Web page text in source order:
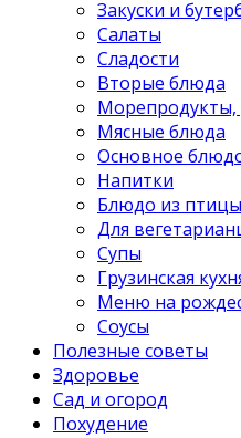
Закуски и
Салаты
Сладости
Вторые блюда
Морепродукты,
Мясные блюда
Основное
Напитки
Блюдо из птицы
Для
Супы
Грузинская
Меню на
Соусы
Полезные советы
Здоровье
Сад и огород
Похудение